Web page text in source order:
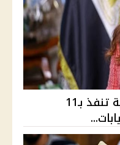
قرارات وزيرة التنمية المحلية تنفذ بـ11